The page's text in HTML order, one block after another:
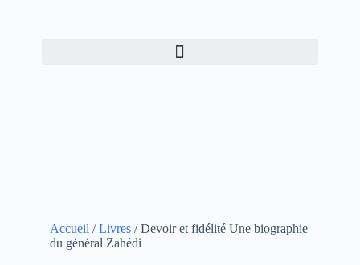
Accueil /Livres/ Devoir et fidélité Une biographie
du général Zahédi